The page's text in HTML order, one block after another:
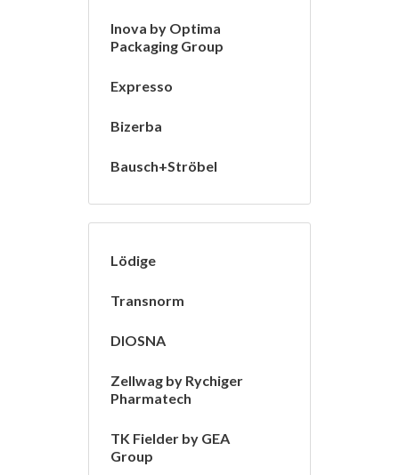
Inova by Optima
Packaging Group
Expresso
Bizerba
Bausch+Ströbel
Lödige
Transnorm
DIOSNA
Zellwag by Rychiger
Pharmatech
TK Fielder by GEA
Group